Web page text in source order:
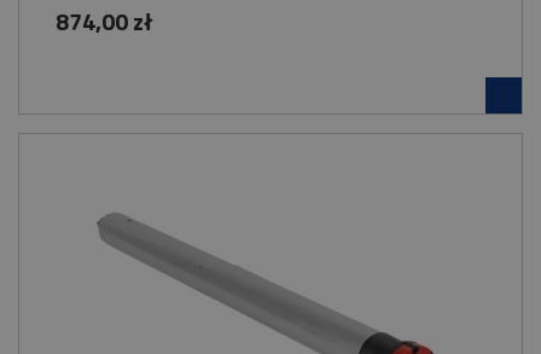
874,00 zł